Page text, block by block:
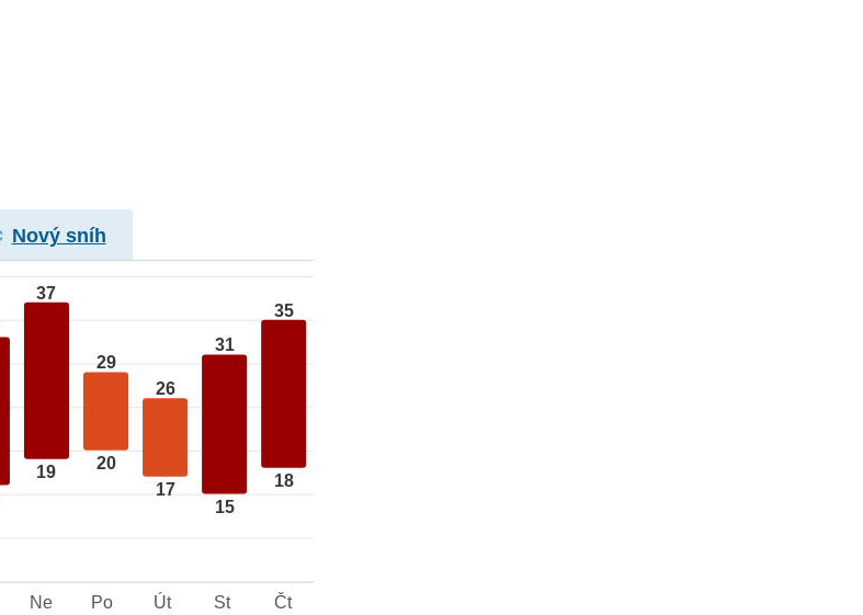
Nový sníh
37
19
29
20
26
17
31
15
35
18
Ne Po Út St Čt